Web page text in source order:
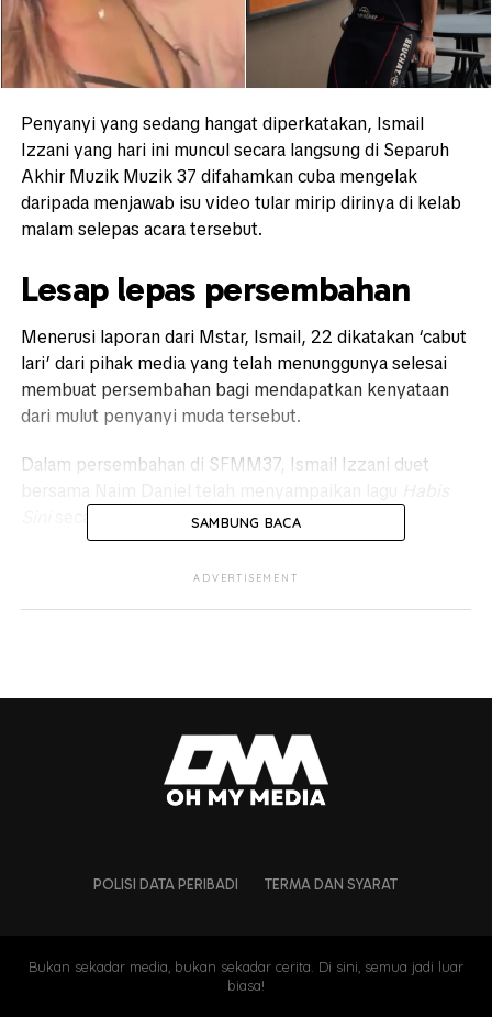
Penyanyi yang sedang hangat diperkatakan, Ismail
Izzani yang hari ini muncul secara langsung di Separuh
Akhir Muzik Muzik 37 difahamkan cuba mengelak
daripada menjawab isu video tular mirip dirinya di kelab
malam selepas acara tersebut.
Lesap lepas persembahan
Menerusi laporan dari Mstar, Ismail, 22 dikatakan ‘cabut
lari’ dari pihak media yang telah menunggunya selesai
membuat persembahan bagi mendapatkan kenyataan
dari mulut penyanyi muda tersebut.
Dalam persembahan di SFMM37, Ismail Izzani duet
secara langsung yang disiarkan di TV3.
SAMBUNG BACA
ADVERTISEMENT
POLISI DATA PERIBADI TERMA DAN SYARAT
Bukan sekadar media, bukan sekadar cerita. Di sini, semua jadi luar
biasa!